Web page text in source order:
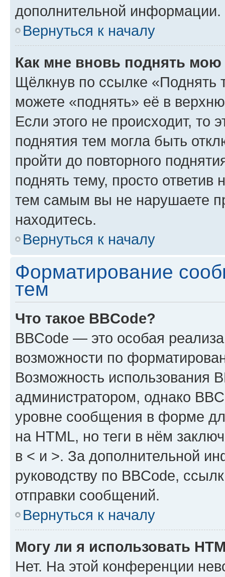
дополнительной информации.
Вернуться к началу
Как мне вновь поднять мою
Щёлкнув по ссылке «Поднять
можете «поднять» её в
Если этого не происходит, то
поднятия тем могла быть
пройти до повторного
поднять тему, просто ответив
тем самым вы не нарушаете
находитесь.
Вернуться к началу
Форматирование
тем
Что такое BBCode?
BBCode — это особая
возможности по
Возможность использования
администратором, однако
уровне сообщения в форме
на HTML, но теги в нём
в < и >. За дополнительной
руководству по BBCode,
отправки сообщений.
Вернуться к началу
Могу ли я использовать
Нет. На этой конференции